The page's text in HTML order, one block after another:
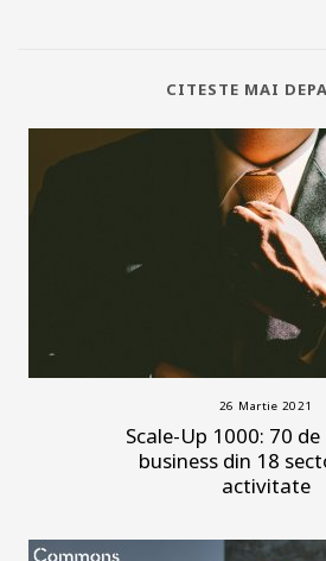
CITESTE MAI
26 Martie 2021
Scale-Up 1000: 70
business din 18
activitate